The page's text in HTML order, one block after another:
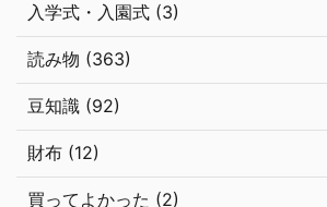
入学式・入園式 (3)
読み物 (363)
豆知識 (92)
財布 (12)
買ってよかった (2)